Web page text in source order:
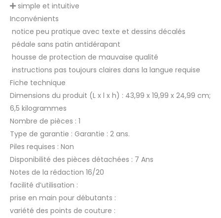
simple et intuitive
Inconvénients
notice peu pratique avec texte et dessins décalés
pédale sans patin antidérapant
housse de protection de mauvaise qualité
instructions pas toujours claires dans la langue requise
Fiche technique
Dimensions du produit (L x l x h) : 43,99 x 19,99 x 24,99 cm;
6,5 kilogrammes
Nombre de pièces : 1
Type de garantie : Garantie : 2 ans.
Piles requises : Non
Disponibilité des pièces détachées : 7 Ans
Notes de la rédaction 16/20
facilité d’utilisation :
prise en main pour débutants :
variété des points de couture :